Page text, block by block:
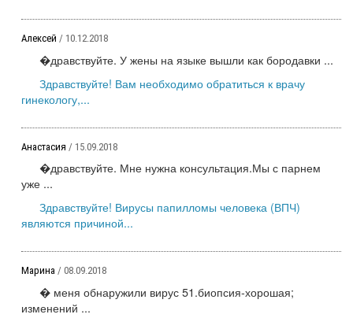
Алексей / 10.12.2018
�дравствуйте. У жены на языке вышли как бородавки ...
Здравствуйте! Вам необходимо обратиться к врачу
гинекологу,...
Анастасия / 15.09.2018
�дравствуйте. Мне нужна консультация.Мы с парнем
уже ...
Здравствуйте! Вирусы папилломы человека (ВПЧ)
являются причиной...
Марина / 08.09.2018
� меня обнаружили вирус 51.биопсия-хорошая;
изменений ...